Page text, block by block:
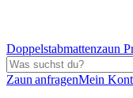
Doppelstabmattenzaun
Zaun anfragenMein